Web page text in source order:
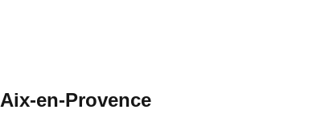
Aix-en-Provence